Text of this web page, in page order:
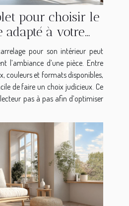
pour choisir le
adapté à votre
pour son intérieur peut
l’ambiance d’une pièce. Entre
couleurs et formats disponibles,
de faire un choix judicieux. Ce
pas à pas afin d’optimiser